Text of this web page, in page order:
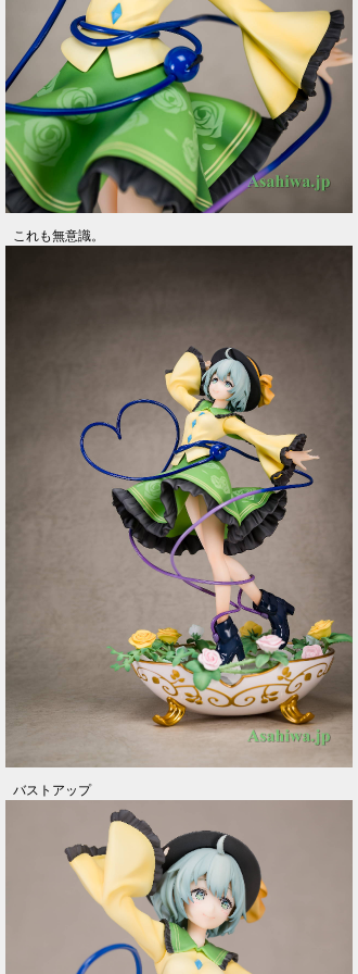
これも無意識。
バストアップ